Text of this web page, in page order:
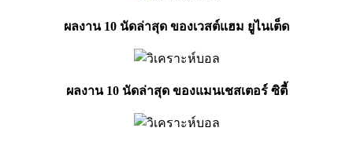
ผลงาน 10 นัดล่าสุด ของเวสต์แฮม ยูไนเต็ด
ผลงาน 10 นัดล่าสุด ของแมนเชสเตอร์ ซิตี้